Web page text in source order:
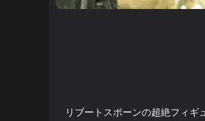
リブートスポーンの超絶フィギ